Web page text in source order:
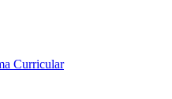
Curricular